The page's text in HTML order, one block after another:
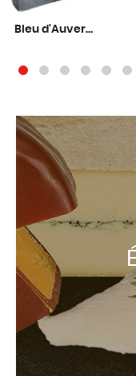
Bleu d'Auvergne AOP Dischamp